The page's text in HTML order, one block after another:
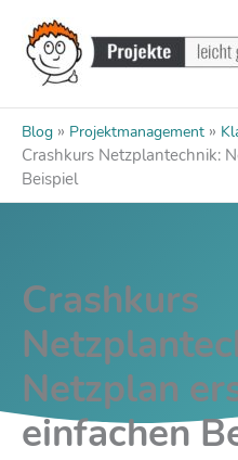
Inhalt
springen
Blog » Projektmanagement »
Crashkurs Netzplantechnik:
Beispiel
Crashkurs
Netzplan
einfachen